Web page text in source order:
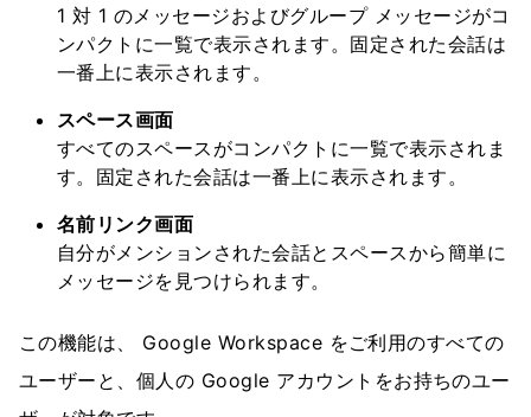
1 対 1 のメッセージおよびグループ メッセージがコ
ンパクトに一覧で表示されます。固定された会話は
一番上に表示されます。
スペース画面
すべてのスペースがコンパクトに一覧で表示されま
す。固定された会話は一番上に表示されます。
名前リンク画面
自分がメンションされた会話とスペースから簡単に
メッセージを見つけられます。
この機能は、 Google Workspace をご利用のすべての
ユーザーと、個人の Google アカウントをお持ちのユー